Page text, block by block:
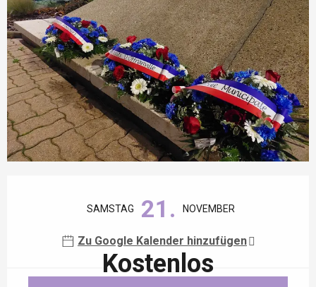
SAMSTAG 21. NOVEMBER
Zu Google Kalender hinzufügen
Kostenlos